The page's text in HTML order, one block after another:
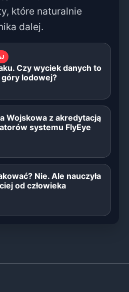
które naturalnie
dalej.
Czy wyciek danych to
lodowej?
Wojskowa z akredytacją
systemu FlyEye
Nie. Ale nauczyła
od człowieka